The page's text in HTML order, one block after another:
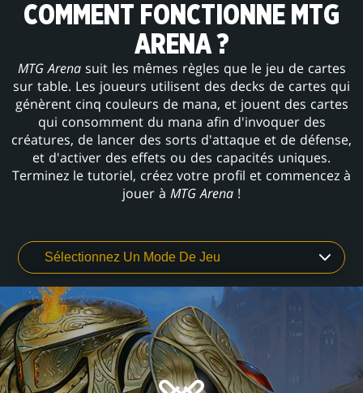
COMMENT FONCTIONNE MTG
ARENA ?
MTG Arenasuit les mêmes règles que le jeu de cartes
sur table. Les joueurs utilisent des decks de cartes qui
génèrent cinq couleurs de mana, et jouent des cartes
qui consomment du mana afin d'invoquer des
créatures, de lancer des sorts d'attaque et de défense,
et d'activer des effets ou des capacités uniques.
Terminez le tutoriel, créez votre profil et commencez à
jouer à MTG Arena !